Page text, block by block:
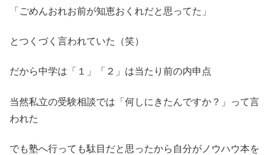
「ごめんおれお前が知恵おくれだと思ってた」
とつくづく言われていた（笑）
だから中学は「１」「２」は当たり前の内申点
当然私立の受験相談では「何しにきたんですか？」って言
われた
でも塾へ行っても駄目だと思ったから自分がノウハウ本を